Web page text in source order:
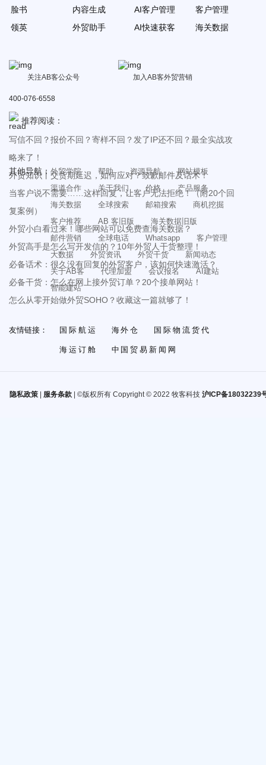
脸书
领英
内容生成
外贸助手
AI客户管理
AI快速获客
客户管理
海关数据
关注AB客公众号 加入AB客外贸营销
400-076-6558
推荐阅读：
写信不回？报价不回？寄样不回？发了IP还不回？最全实战攻
略来了！
外贸知识丨交货期延迟，如何应对？致歉邮件及话术！
当客户说不需要……这样回复，让客户无法拒绝！（附20个回
复案例）
外贸小白看过来！哪些网站可以免费查海关数据？
外贸高手是怎么写开发信的？10年外贸人干货整理！
必备话术：很久没有回复的外贸客户，该如何快速激活？
必备干货：怎么在网上接外贸订单？20个接单网站！
怎么从零开始做外贸SOHO？收藏这一篇就够了！
其他导航： 外贸学院 帮助 资源导航
网站模板
渠道合作
关于我们 价格
产品服务
海关数据
全球搜索 邮箱搜索
商机挖掘
客户推荐
AB 客旧版
海关数据旧版
邮件营销
全球电话 Whatsapp
客户管理
大数据
外贸资讯 外贸干货
新闻动态
关于AB客
代理加盟 会议报名
AI建站
智能建站
友情链接： 国际航运 海外仓 国际物流货代
海运订舱 中国贸易新闻网
隐私政策| 服务条款| ©版权所有 Copyright © 2022 牧客科技 沪ICP备18032239